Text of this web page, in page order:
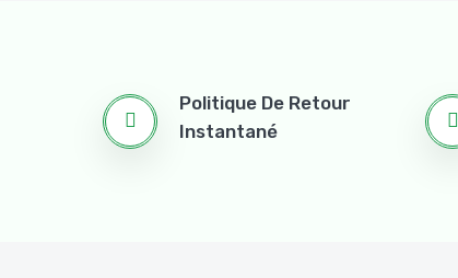
Politique De Retour
Instantané